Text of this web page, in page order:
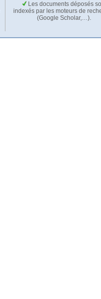
Les documents déposés
indexés par les moteurs de
(Google Scholar,…).